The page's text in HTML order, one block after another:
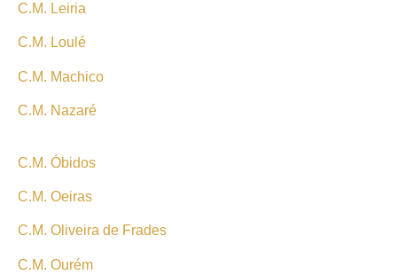
C.M. Leiria
C.M. Loulé
C.M. Machico
C.M. Nazaré
C.M. Óbidos
C.M. Oeiras
C.M. Oliveira de Frades
C.M. Ourém